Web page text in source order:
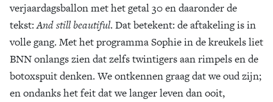
verjaardagsballon met het getal 30 en daaronder de
tekst:And still beautiful. Dat betekent: de aftakeling is in
volle gang. Met het programma Sophie in de kreukels liet
BNN onlangs zien dat zelfs twintigers aan rimpels en de
botoxspuit denken. We ontkennen graag dat we oud zijn;
en ondanks het feit dat we langer leven dan ooit,